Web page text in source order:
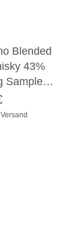
Blended
43%
Sample…